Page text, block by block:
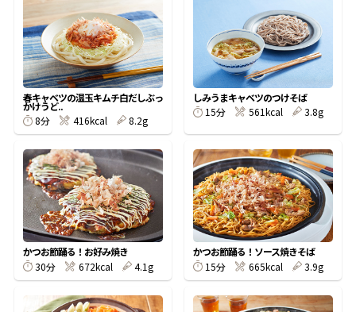
楽チン屋® ストレートつゆ
レシピ特設サイト
割烹白だしレシピ特集
だし巻き卵特集
かつおだしが決め手！簡単茶碗蒸し
春キャベツの温玉キムチ白だしぶっ
かけうど..
8分
416kcal 8.2g
しみうまキャベツのつけそば
15分
561kcal 3.8g
かつお節踊る！お好み焼き
30分
672kcal 4.1g
かつお節踊る！ソース焼きそば
15分
665kcal 3.9g